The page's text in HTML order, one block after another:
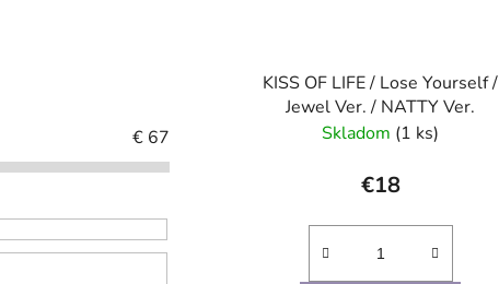
€ 67
KISS OF LIFE / Lose Yourself /
Jewel Ver. / NATTY Ver.
Skladom (1 ks)
€18